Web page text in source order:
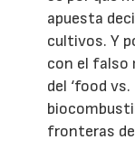
apuesta
cultivos. Y
con el falso
del ‘food
fronteras